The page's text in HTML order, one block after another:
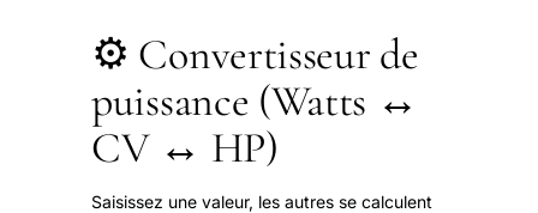
⚙️ Convertisseur de
puissance (Watts ↔
CV ↔ HP)
Saisissez une valeur, les autres se calculent